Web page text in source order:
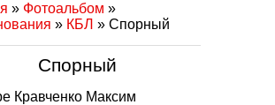
» Фотоальбом »
» КБЛ » Спорный
Спорный
Кравченко Максим